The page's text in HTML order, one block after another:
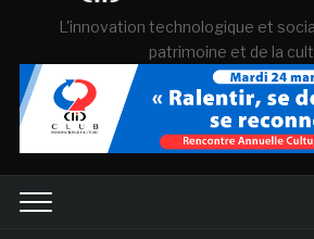
L'innovation technologique et
patrimoine et de la